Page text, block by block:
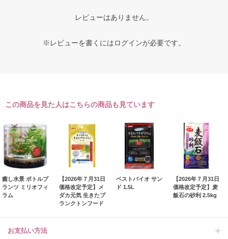
レビューはありません。
※レビューを書くにはログインが必要です。
この商品を見た人はこちらの商品も見ています
癒し水景 ボトルプ
ランツ ミリオフィ
ラム
【2026年７月31日
価格改定予定】メ
ダカ元気 生きたプ
ランクトンフード
ベストバイオ サン
ド 1.5L
【2026年７月31日
価格改定予定】麦
飯石の砂利 2.5kg
お支払い方法